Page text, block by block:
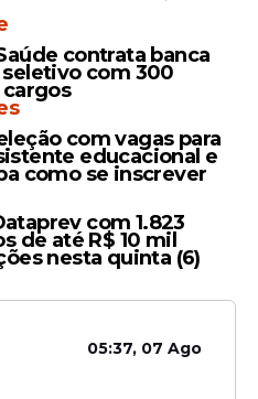
bebidas alcóolicas
ressaca ou é mito?
de banana ajuda a
Entenda
contrata banca
com 300
com vagas para
educacional e
como se inscrever
com 1.823
de até R$ 10 mil
nesta quinta (6)
05:37, 07 Ago